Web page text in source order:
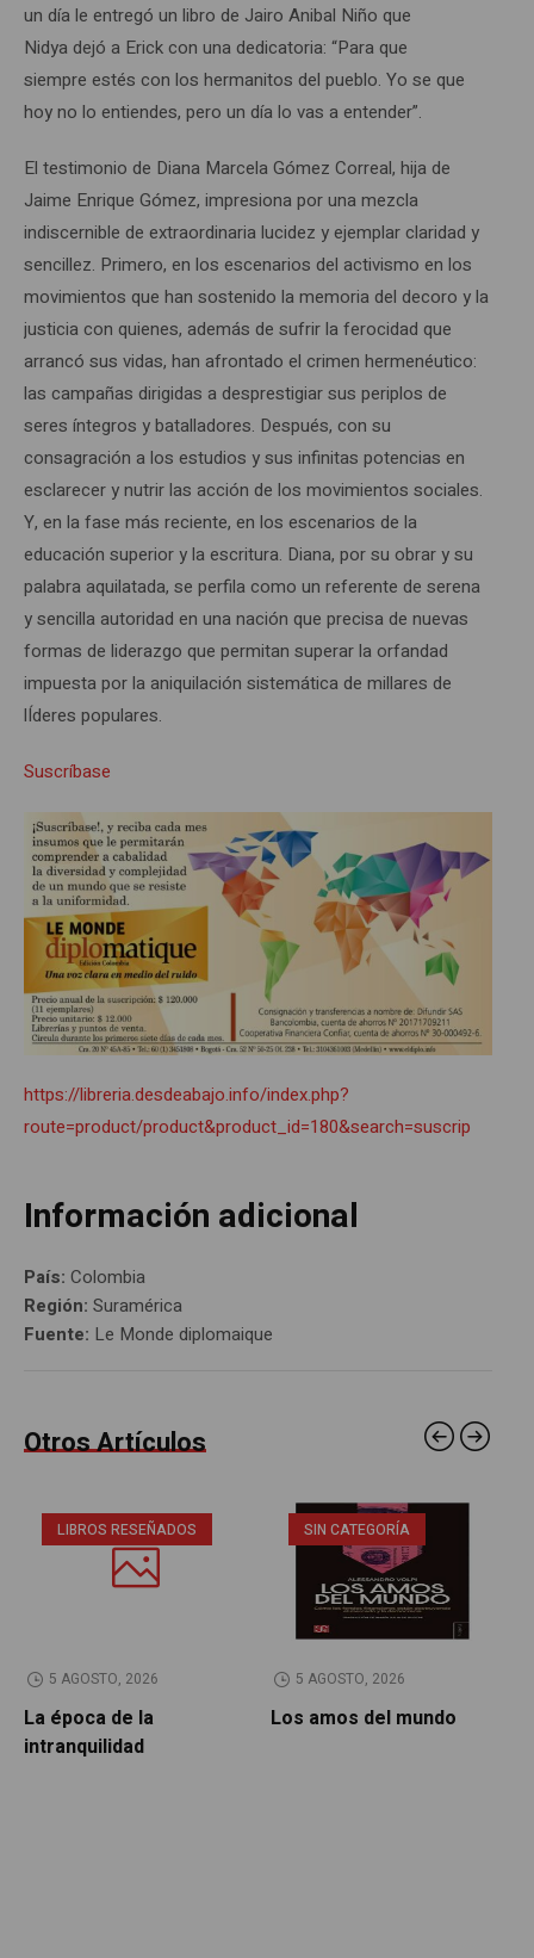
un día le entregó un libro de Jairo Anibal Niño que
Nidya dejó a Erick con una dedicatoria: “Para que
siempre estés con los hermanitos del pueblo. Yo se que
hoy no lo entiendes, pero un día lo vas a entender”.
El testimonio de Diana Marcela Gómez Correal, hija de
Jaime Enrique Gómez, impresiona por una mezcla
indiscernible de extraordinaria lucidez y ejemplar claridad y
sencillez. Primero, en los escenarios del activismo en los
movimientos que han sostenido la memoria del decoro y la
justicia con quienes, además de sufrir la ferocidad que
arrancó sus vidas, han afrontado el crimen hermenéutico:
las campañas dirigidas a desprestigiar sus periplos de
seres íntegros y batalladores. Después, con su
consagración a los estudios y sus infinitas potencias en
esclarecer y nutrir las acción de los movimientos sociales.
Y, en la fase más reciente, en los escenarios de la
educación superior y la escritura. Diana, por su obrar y su
palabra aquilatada, se perfila como un referente de serena
y sencilla autoridad en una nación que precisa de nuevas
formas de liderazgo que permitan superar la orfandad
impuesta por la aniquilación sistemática de millares de
lÍderes populares.
Suscríbase
https://libreria.desdeabajo.info/index.php?
route=product/product&product_id=180&search=suscrip
Información adicional
País: Colombia
Región: Suramérica
Fuente: Le Monde diplomaique
Otros Artículos
LIBROS RESEÑADOS
5 AGOSTO, 2026
La época de la
intranquilidad
SIN CATEGORÍA
5 AGOSTO, 2026
Los amos del mundo